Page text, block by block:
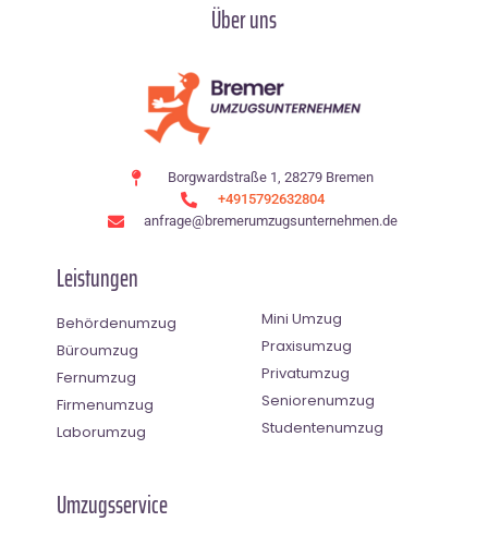
Über uns
Borgwardstraße 1, 28279 Bremen
+4915792632804
anfrage@bremerumzugsunternehmen.de
Leistungen
Behördenumzug
Büroumzug
Fernumzug
Firmenumzug
Laborumzug
Mini Umzug
Praxisumzug
Privatumzug
Seniorenumzug
Studentenumzug
Umzugsservice